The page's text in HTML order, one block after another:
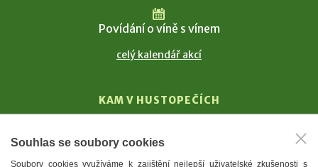
Povídání o víně s vínem
celý kalendář akcí
KAM V HUSTOPEČÍCH
T. G. Masaryk
Souhlas se soubory cookies
Soubory cookies využíváme k zajištění nejlepší uživatelské zkušenosti s